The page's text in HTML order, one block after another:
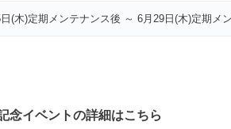
(木)定期メンテナンス後 ～ 6月29日(木)定期メ
念イベントの詳細はこちら